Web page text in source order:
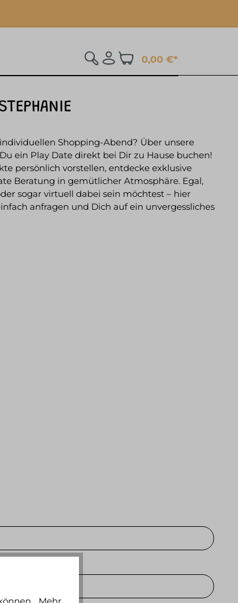
0,00 €*
Shopping-Abend? Über unsere
ein Play Date direkt bei Dir zu Hause buchen!
persönlich vorstellen, entdecke exklusive
Beratung in gemütlicher Atmosphäre. Egal,
sogar virtuell dabei sein möchtest – hier
anfragen und Dich auf ein unvergessliches